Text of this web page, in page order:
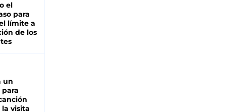
el
para
límite a
de los
un
para
visita